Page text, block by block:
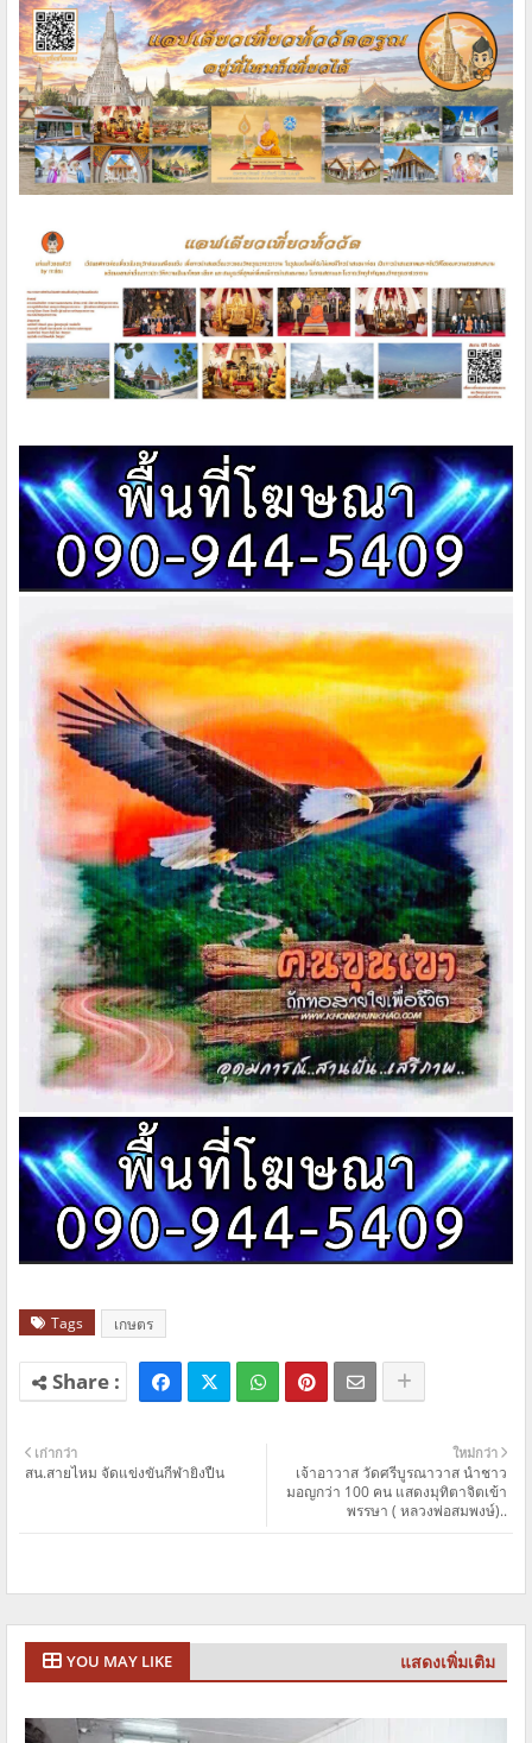
Tags เกษตร
ใหม่กว่า
เจ้าอาวาส วัดศรีบูรณาวาส นำชาว
มอญกว่า 100 คน แสดงมุทิตาจิตเข้า
พรรษา ( หลวงพ่อสมพงษ์)..
เก่ากว่า
สน.สายไหม จัดแข่งขันกีฬายิงปืน
YOU MAY LIKE แสดงเพิ่มเติม